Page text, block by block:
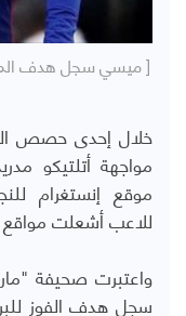
[ ميسي سجل هدف
خلال إحدى حصص
مواجهة أتلتيكو
موقع إنستغرام
للاعب أشعلت مواقع
واعتبرت صحيفة
سجل هدف الفوز